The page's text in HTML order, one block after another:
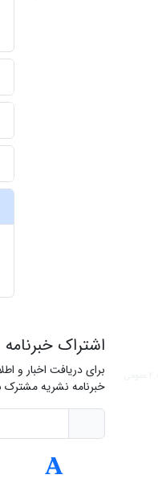
اشتراک خبرنامه
برای دریافت اخبار و
خبرنامه نشریه مشترک